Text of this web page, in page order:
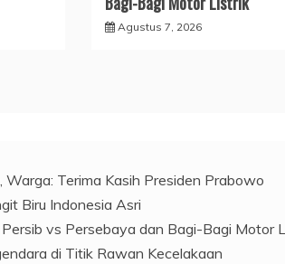
Agustus 7, 2026
Terima Kasih Presiden Prabowo
Biru Indonesia Asri
vs Persebaya dan Bagi-Bagi Motor
di Titik Rawan Kecelakaan